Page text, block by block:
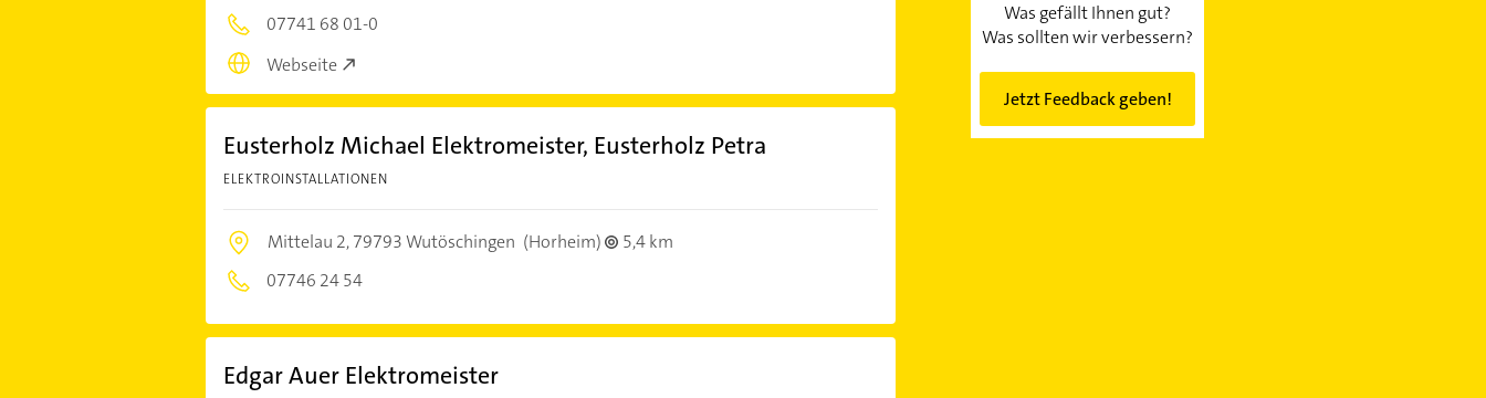
07741 68 01-0
Webseite
Eusterholz Michael Elektromeister, Eusterholz Petra
ELEKTROINSTALLATIONEN
Mittelau 2,79793 Wutöschingen (Horheim)
5,4 km
07746 24 54
Edgar Auer Elektromeister
Was gefällt Ihnen gut?
Was sollten wir verbessern?
Jetzt Feedback geben!